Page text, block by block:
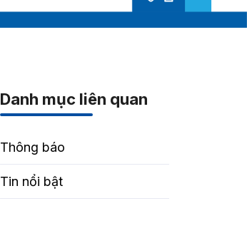
Danh mục liên quan
Thông báo
Tin nổi bật